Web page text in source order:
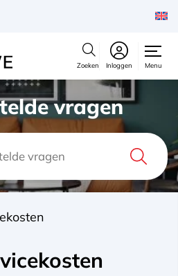
Zoeken Inloggen Menu
vragen